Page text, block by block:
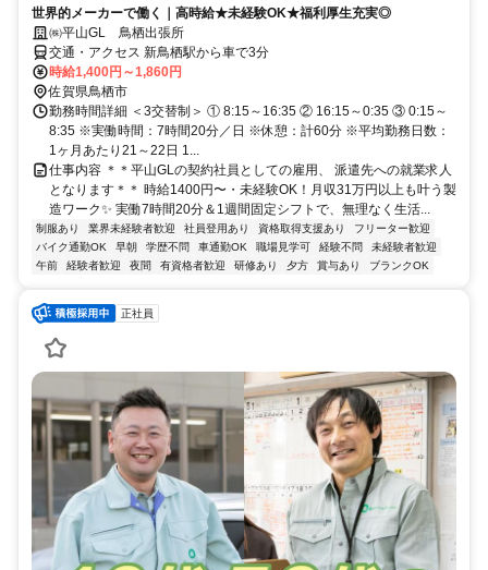
世界的メーカーで働く｜高時給★未経験OK★福利厚生充実◎
㈱平山GL 鳥栖出張所
交通・アクセス 新鳥栖駅から車で3分
時給1,400円～1,860円
佐賀県鳥栖市
勤務時間詳細 ＜3交替制＞ ① 8:15～16:35 ② 16:15～0:35 ③ 0:15～
8:35 ※実働時間：7時間20分／日 ※休憩：計60分 ※平均勤務日数：
1ヶ月あたり21～22日 1...
仕事内容 ＊＊平山GLの契約社員としての雇用、 派遣先への就業求人
となります＊＊ 時給1400円〜・未経験OK！月収31万円以上も叶う製
造ワーク✨ 実働7時間20分＆1週間固定シフトで、無理なく生活...
制服あり 業界未経験者歓迎 社員登用あり 資格取得支援あり
フリーター歓迎
バイク通勤OK
早朝 学歴不問 車通勤OK 職場見学可 経験不問
未経験者歓迎
午前
経験者歓迎 夜間 有資格者歓迎 研修あり 夕方 賞与あり ブランクOK
正社員